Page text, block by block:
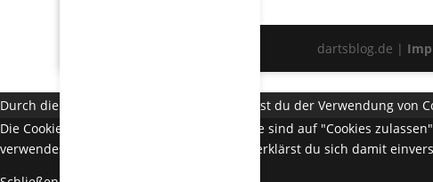
dartsblog.de |
Durch die weitere Nutzung der Seite stimmst du der Verwendung von
Die Cookie-Einstellungen auf dieser Website sind auf "Cookies
verwendest oder auf "Akzeptieren" klickst, erklärst du sich damit